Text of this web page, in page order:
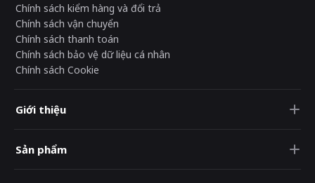
Chính sách kiểm hàng và đổi trả
Chính sách vận chuyển
Chính sách thanh toán
Chính sách bảo vệ dữ liệu cá nhân
Chính sách Cookie
Giới thiệu
Sản phẩm